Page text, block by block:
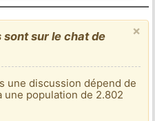
×
sur le chat de
une discussion dépend de
une population de 2.802